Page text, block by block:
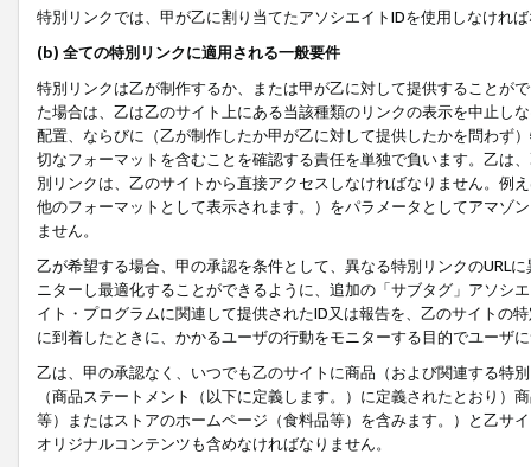
特別リンクでは、甲が乙に割り当てたアソシエイトIDを使用しなけれ
(b) 全ての特別リンクに適用される一般要件
特別リンクは乙が制作するか、または甲が乙に対して提供することが
た場合は、乙は乙のサイト上にある当該種類のリンクの表示を中止し
配置、ならびに（乙が制作したか甲が乙に対して提供したかを問わず
切なフォーマットを含むことを確認する責任を単独で負います。乙は
別リンクは、乙のサイトから直接アクセスしなければなりません。例
他のフォーマットとして表示されます。）をパラメータとしてアマゾ
ません。
乙が希望する場合、甲の承認を条件として、異なる特別リンクのURL
ニターし最適化することができるように、追加の「サブタグ」アソシ
イト・プログラムに関連して提供されたID又は報告を、乙のサイトの
に到着したときに、かかるユーザの行動をモニターする目的でユーザ
乙は、甲の承認なく、いつでも乙のサイトに商品（および関連する特
（商品ステートメント（以下に定義します。）に定義されたとおり
等）またはストアのホームページ（食料品等）を含みます。）と乙サ
オリジナルコンテンツも含めなければなりません。